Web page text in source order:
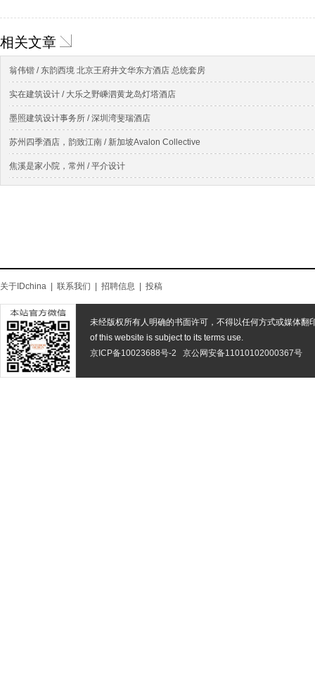
相关文章
翁伟锴 / 东韵西境 北京王府井文华东方酒店 总统套房
实在建筑设计 / 大乐之野嵊泗黄龙岛灯塔酒店
墨照建筑设计事务所 / 深圳湾斐瑞酒店
苏州四季酒店，韵致江南 / 新加坡Avalon Collective
焦溪是家小院，常州 / 平介设计
关于IDchina 联系我们 招聘信息 投稿
未经版权所有人明确的书面许可，不得以任何方式或媒体翻
of this website is subject to its terms use.
京ICP备10023688号-2
京公网安备11010102000367号